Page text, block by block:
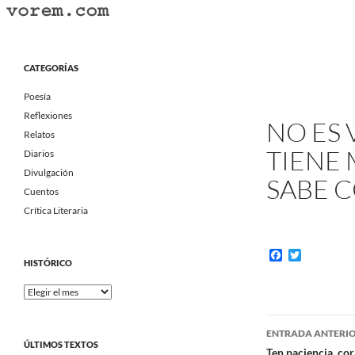
Saltar
NO ES
TIENE
SABE
F
o
o
e
r
ENTRADA
Ten paciencia,
Portal Literario Independiente
CATEGORÍAS
Poesía
Reflexiones
Relatos
Diarios
Divulgación
Cuentos
Crítica Literaria
HISTÓRICO
Histórico
ÚLTIMOS TEXTOS